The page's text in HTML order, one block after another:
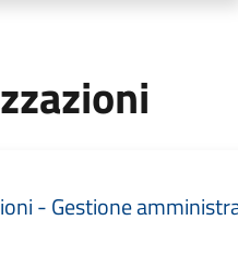
- Gestione